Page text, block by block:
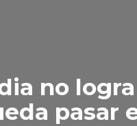
no
pasar